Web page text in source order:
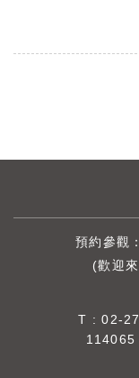
預約參觀
(歡迎
T :02-
114065